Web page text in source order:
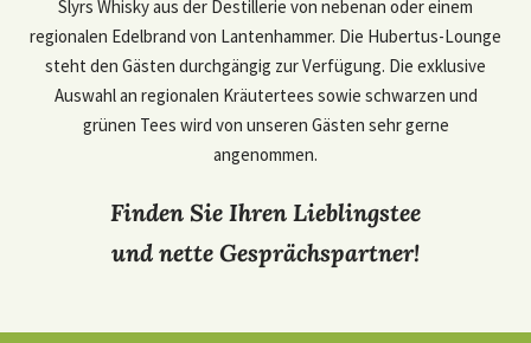
Slyrs Whisky aus der Destillerie von nebenan oder einem
regionalen Edelbrand von Lantenhammer. Die Hubertus-Lounge
steht den Gästen durchgängig zur Verfügung. Die exklusive
Auswahl an regionalen Kräutertees sowie schwarzen und
grünen Tees wird von unseren Gästen sehr gerne
angenommen.
Finden Sie Ihren Lieblingstee
und nette Gesprächspartner!